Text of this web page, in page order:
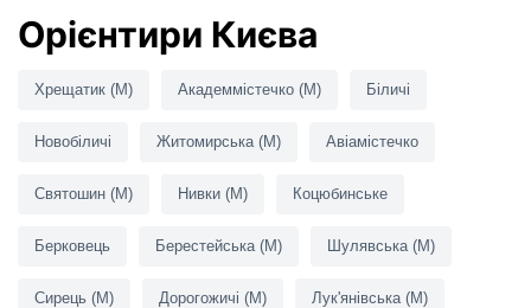
Орієнтири Києва
Хрещатик (M) Академмістечко (M) Біличі
Новобіличі Житомирська (M) Авіамістечко
Святошин (M) Нивки (M) Коцюбинське
Берковець Берестейська (M) Шулявська (M)
Сирець (M) Дорогожичі (M) Лук'янівська (M)